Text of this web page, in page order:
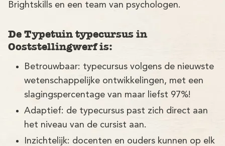
Brightskills en een team van psychologen.
De Typetuin typecursus in
Ooststellingwerf is:
Betrouwbaar: typecursus volgens de nieuwste
wetenschappelijke ontwikkelingen, met een
slagingspercentage van maar liefst 97%!
Adaptief: de typecursus past zich direct aan
het niveau van de cursist aan.
Inzichtelijk: docenten en ouders kunnen op elk